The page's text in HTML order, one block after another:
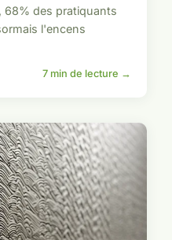
68% des pratiquants
l'encens
7 min de lecture →